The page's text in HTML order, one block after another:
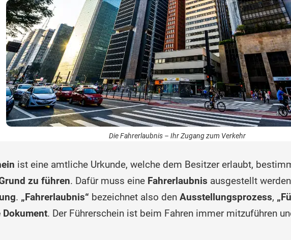
Die Fahrerlaubnis – Ihr Zugang zum Verkehr
ist eine amtliche Urkunde, welche dem Besitzer erlaubt,
zu führen. Dafür muss eine Fahrerlaubnis ausgestellt
. „Fahrerlaubnis“ bezeichnet also den Ausstellungsprozess,
. Der Führerschein ist beim Fahren immer mitzuführen